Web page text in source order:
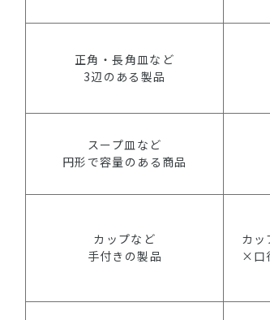
正角・長角皿など
3辺のある製品
スープ皿など
円形で容量のある商品
カップなど
手付きの製品
カッ
×口